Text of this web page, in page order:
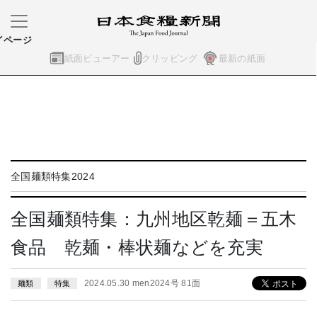
紙面ビューアー クリッピング 最新の紙面
ページ
全国麺類特集2024
全国麺類特集：九州地区乾麺＝五木
食品 乾麺・棒状麺などを充実
麺類 特集 2024.05.30 men2024号 81面